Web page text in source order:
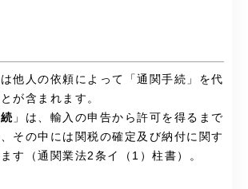
は他人の依頼によって「通関手続」を代
が含まれます。
」は、輸入の申告から許可を得るまで
その中には関税の確定及び納付に関す
す（通関業法2条イ（1）柱書）。